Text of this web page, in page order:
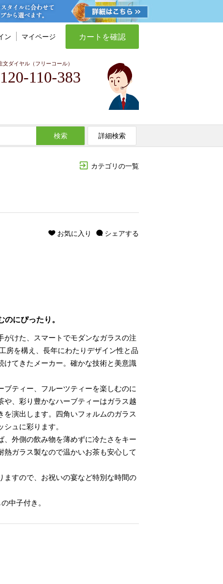
ン マイページ カートを確認
文ダイヤル（フリーコール）
110-383
検索 詳細検索
カテゴリの一覧
シェアする
お気に入り
にぴったり。
けた、スマートでモダンなガラスの注
房を構え、長年にわたりデザイン性と品
てきたメーカー。確かな技術と美意識
ブティー、フルーツティーを楽しむのに
、彩り豊かなハーブティーはガラス越
を演出します。四角いフォルムのガラス
ュに彩ります。
外側の飲み物を薄めずに冷たさをキー
ガラス製なので温かいお茶も安心して
ますので、お祝いの宴など特別な時間の
中子付き。